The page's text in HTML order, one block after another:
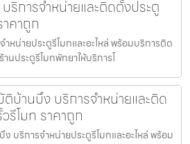
ริการจำหน่ายและติดตั้งประตู
คาถูก
หน่ายประตูรีโมทและอะไหล่ พร้อมบริการติด
นประตูรีโมทพัทยาให้บริการโ
บ้านบึง บริการจำหน่ายและติด
รีโมท ราคาถูก
บริการจำหน่ายประตูรีโมทและอะไหล่ พร้อม